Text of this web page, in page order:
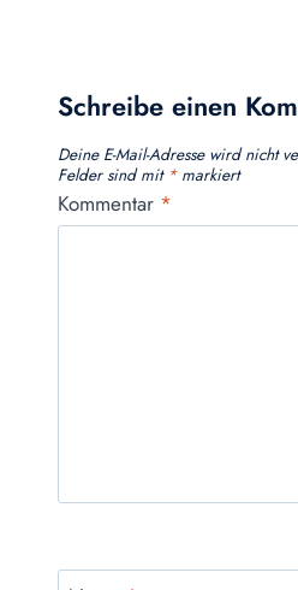
Schreibe einen
Deine E-Mail-Adresse wird nicht
Felder sind mit *markiert
Kommentar *